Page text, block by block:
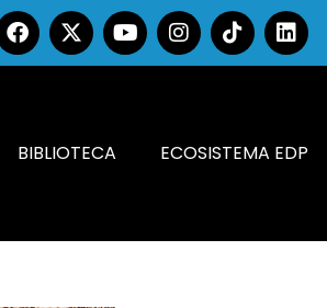
BIBLIOTECA ECOSISTEMA EDP